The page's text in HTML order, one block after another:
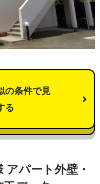
の条件で見
る
アパート外壁・